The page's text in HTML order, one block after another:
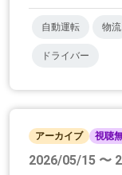
自動運転 物流
ドライバー
アーカイブ 視聴
2026/05/15 〜